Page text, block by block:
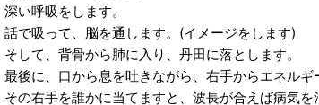
深い呼吸をします。
話で吸って、脳を通します。(イメージをします)
そして、背骨から肺に入り、丹田に落とします。
最後に、口から息を吐きながら、右手からエネルギ
その右手を誰かに当てますと、波長が合えば病気を